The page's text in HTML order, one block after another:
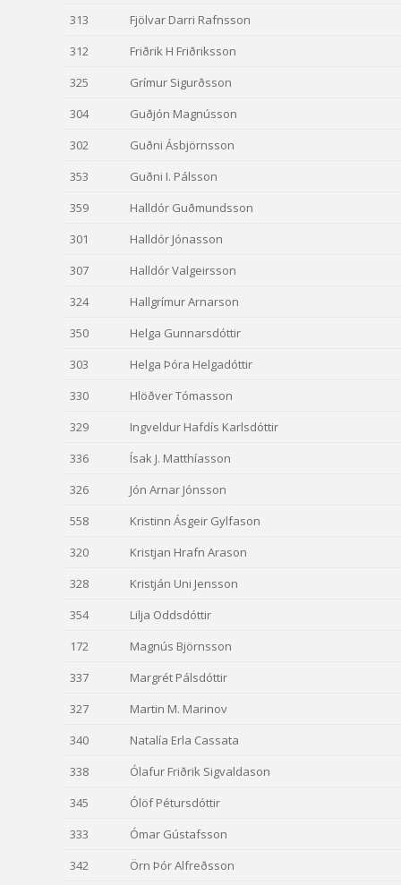
313
Fjölvar Darri Rafnsson
312
Friðrik H Friðriksson
325
Grímur Sigurðsson
304
Guðjón Magnússon
302
Guðni Ásbjörnsson
353
Guðni I. Pálsson
359
Halldór Guðmundsson
301
Halldór Jónasson
307
Halldór Valgeirsson
324
Hallgrímur Arnarson
350
Helga Gunnarsdóttir
303
Helga Þóra Helgadóttir
330
Hlöðver Tómasson
329
Ingveldur Hafdís Karlsdóttir
336
Ísak J. Matthíasson
326
Jón Arnar Jónsson
558
Kristinn Ásgeir Gylfason
320
Kristjan Hrafn Arason
328
Kristján Uni Jensson
354
Lilja Oddsdóttir
172
Magnús Björnsson
337
Margrét Pálsdóttir
327
Martin M. Marinov
340
Natalía Erla Cassata
338
Ólafur Friðrik Sigvaldason
345
Ólöf Pétursdóttir
333
Ómar Gústafsson
342
Örn Þór Alfreðsson